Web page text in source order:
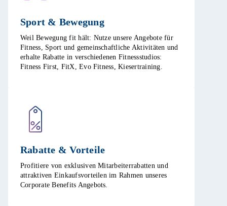
Sport & Bewegung​
Weil Bewegung fit hält: Nutze unsere Angebote für
Fitness, Sport und gemeinschaftliche Aktivitäten und
erhalte Rabatte in verschiedenen Fitnessstudios:
Fitness First, FitX, Evo Fitness, Kiesertraining.​
Rabatte & Vorteile​
Profitiere von exklusiven Mitarbeiterrabatten und
attraktiven Einkaufsvorteilen im Rahmen unseres
Corporate Benefits Angebots. ​